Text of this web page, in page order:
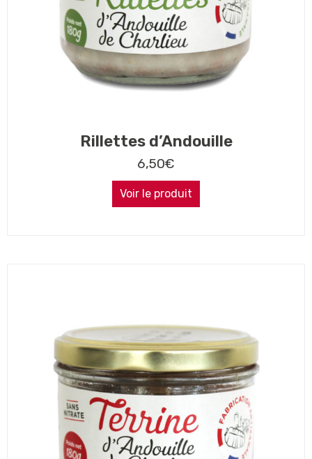
Rillettes d’Andouille
6,50€
Voir le produit